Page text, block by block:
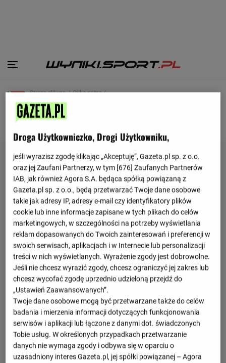
Strona główna Piłka nożna /
RPA
Droga Użytkowniczko, Drogi Użytkowniku,
jeśli wyrazisz zgodę klikając „Akceptuję”, Gazeta.pl sp. z o.o.
oraz jej Zaufani Partnerzy, w tym [676] Zaufanych Partnerów
IAB, jak również Agora S.A. będąca spółką powiązaną z
Gazeta.pl sp. z o.o., będą przetwarzać Twoje dane osobowe
takie jak adresy IP, adresy e-mail czy identyfikatory plików
cookie lub inne informacje zapisane w tych plikach do celów
marketingowych, w szczególności na potrzeby wyświetlania
reklam dopasowanych do Twoich zainteresowań i preferencji w
swoich serwisach, aplikacjach i w Internecie lub personalizacji
treści w nich wyświetlanych. Wyrażenie zgody jest dobrowolne.
Jeśli nie chcesz wyrazić zgody, chcesz ograniczyć jej zakres lub
chcesz wycofać zgodę uprzednio udzieloną przejdź do
„Ustawień Zaawansowanych”.
Twoje dane osobowe mogą być przetwarzane także do celów
badania i mierzenia informacji dotyczących funkcjonowania
serwisów i aplikacji lub łączone z danymi dot. świadczonych
Tobie usług. W określonych przypadkach przetwarzanie
danych nie wymaga zgody i odbywa się w oparciu o
uzasadniony interes Gazeta.pl, jej spółki powiązanej – Agora